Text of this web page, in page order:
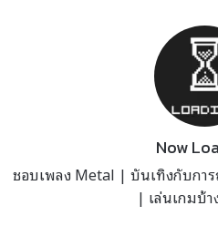
Now
ชอบเพลง Metal | บันเทิงกับกา
| เล่นเกมบ้า